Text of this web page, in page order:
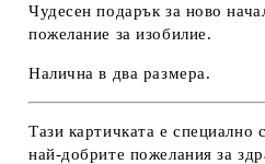
Чудесен подарък за ново
пожелание за изобилие.
Налична в два размера.
Тази картичката е специално
най-добрите пожелания за